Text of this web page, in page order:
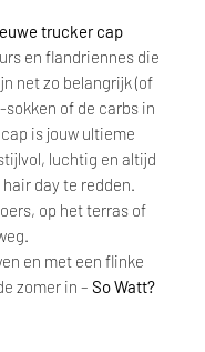
trucker cap
en flandriennes die
net zo belangrijk (of
sokken of de carbs in
is jouw ultieme
luchtig en altijd
day te redden.
op het terras of
en met een flinke
zomer in – So Watt?